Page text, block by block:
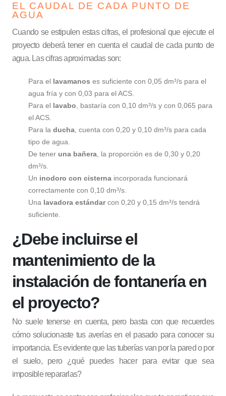
EL CAUDAL DE CADA PUNTO DE
AGUA
Cuando se estipulen estas cifras, el profesional que ejecute el
proyecto deberá tener en cuenta el caudal de cada punto de
agua. Las cifras aproximadas son:
Para el lavamanos es suficiente con 0,05 dm³/s para el
agua fría y con 0,03 para el ACS.
Para el lavabo , bastaría con 0,10 dm³/s y con 0,065 para
el ACS.
Para la ducha , cuenta con 0,20 y 0,10 dm³/s para cada
tipo de agua.
De tener una bañera , la proporción es de 0,30 y 0,20
dm³/s.
Un inodoro con cisterna incorporada funcionará
correctamente con 0,10 dm³/s.
Una lavadora estándarcon 0,20 y 0,15 dm³/s tendrá
suficiente.
¿Debe incluirse el
mantenimiento de la
instalación de fontanería en
el proyecto?
No suele tenerse en cuenta, pero basta con que recuerdes
cómo solucionaste tus averías en el pasado para conocer su
importancia. Es evidente que las tuberías van por la pared o por
el suelo, pero ¿qué puedes hacer para evitar que sea
imposible repararlas?